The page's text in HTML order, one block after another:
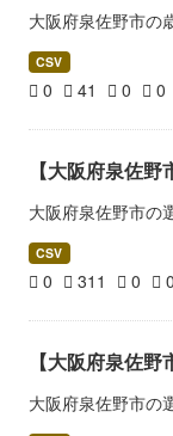
大阪府泉佐野市の
CSV
0 41 0 0
【大阪府泉佐
大阪府泉佐野市の
CSV
0 311 0 0
【大阪府泉佐
大阪府泉佐野市の